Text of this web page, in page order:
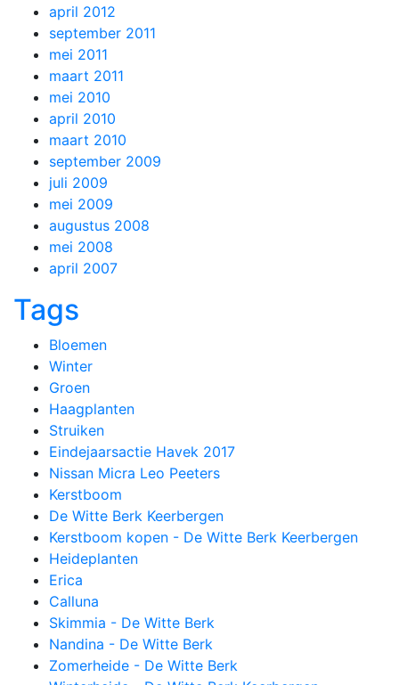
april 2012
september 2011
mei 2011
maart 2011
mei 2010
april 2010
maart 2010
september 2009
juli 2009
mei 2009
augustus 2008
mei 2008
april 2007
Tags
Bloemen
Winter
Groen
Haagplanten
Struiken
Eindejaarsactie Havek 2017
Nissan Micra Leo Peeters
Kerstboom
De Witte Berk Keerbergen
Kerstboom kopen - De Witte Berk Keerbergen
Heideplanten
Erica
Calluna
Skimmia - De Witte Berk
Nandina - De Witte Berk
Zomerheide - De Witte Berk